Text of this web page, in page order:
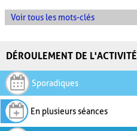
Voir tous les mots-clés
DÉROULEMENT DE L'ACTIVITÉ
Sporadiques
En plusieurs séances